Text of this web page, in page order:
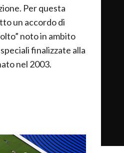
Per questa
un accordo di
noto in ambito
finalizzate alla
nel 2003.